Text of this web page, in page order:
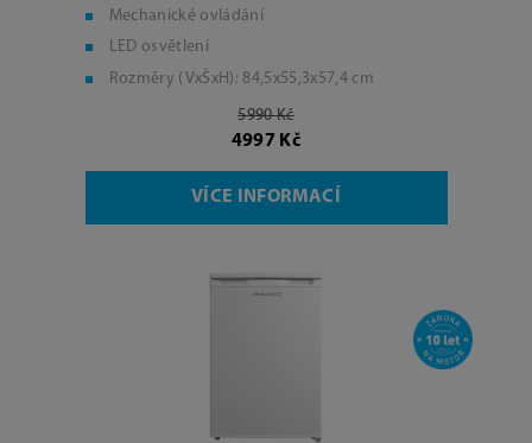
Mechanické ovládání
LED osvětlení
Rozměry (VxŠxH): 84,5x55,3x57,4 cm
5990 Kč
4997 Kč
VÍCE INFORMACÍ